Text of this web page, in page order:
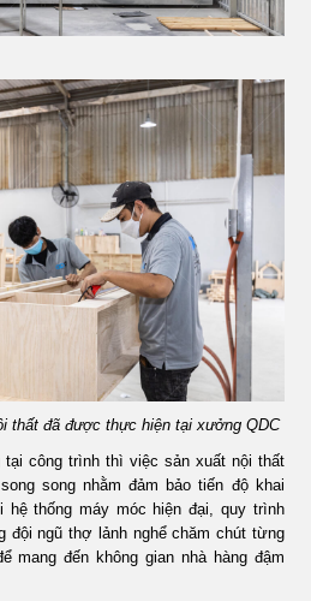
thất đã được thực hiện tại xưởng QDC
tại công trình thì việc sản xuất nội thất
song nhằm đảm bảo tiến độ khai
thống máy móc hiện đại, quy trình
đội ngũ thợ lảnh nghể chăm chút từng
mang đến không gian nhà hàng đậm